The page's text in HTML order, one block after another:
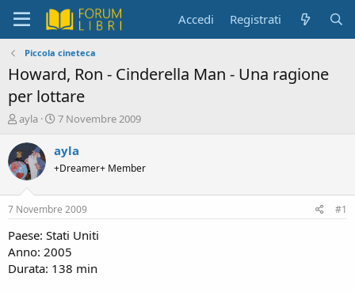
Accedi Registrati
Piccola cineteca
Howard, Ron - Cinderella Man - Una ragione
per lottare
C
e
a
t
r
e
D
s
c
ayla
D
t
a
d
n
i
z
i
o
7 Novembre 2009
ayla
+Dreamer+ Member
7 Novembre 2009 #1
Paese: Stati Uniti
Anno: 2005
Durata: 138 min